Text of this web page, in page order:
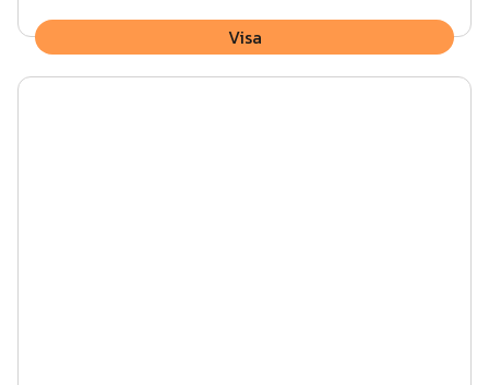
Visa